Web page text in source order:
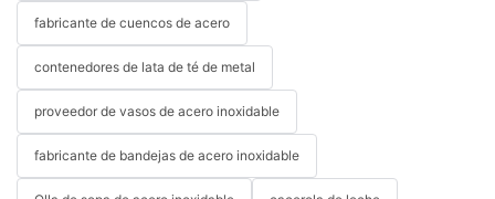
fabricante de cuencos de acero
contenedores de lata de té de metal
proveedor de vasos de acero inoxidable
fabricante de bandejas de acero inoxidable